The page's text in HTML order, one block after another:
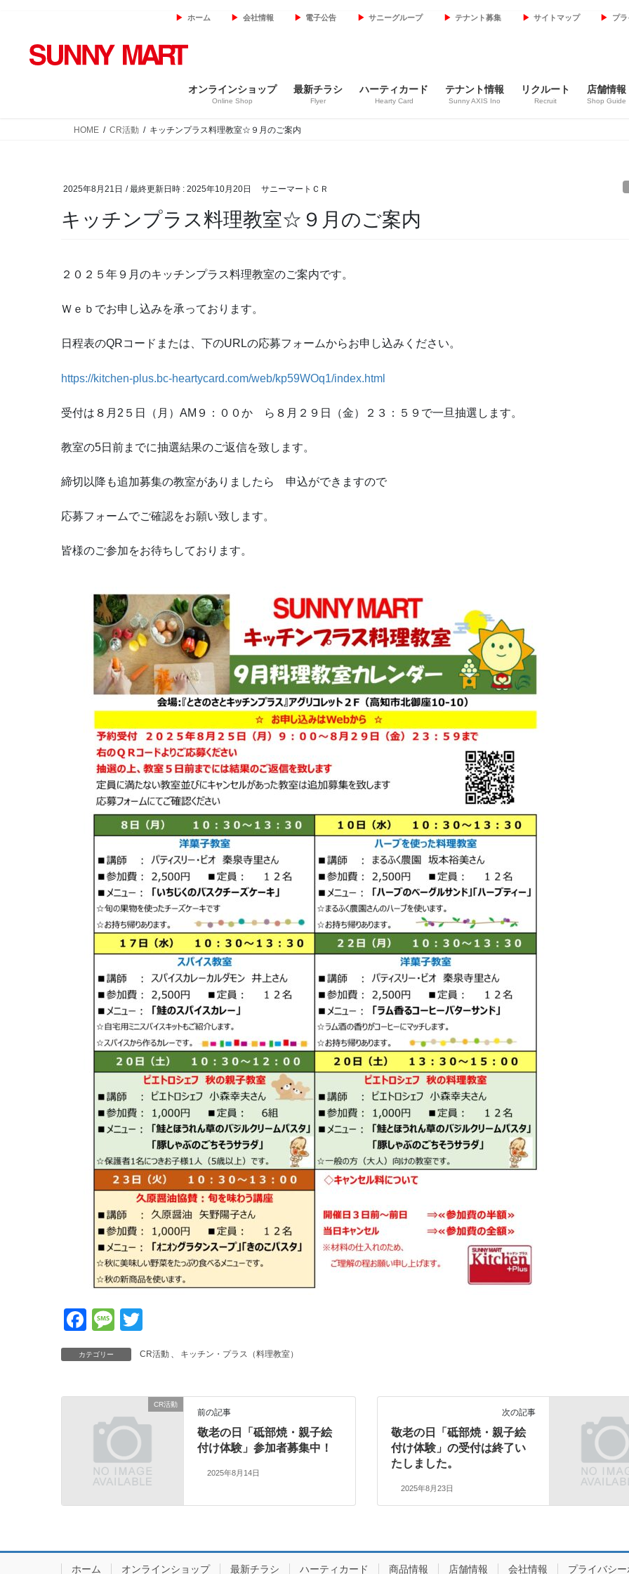
ホーム 会社情報 電子公告 サニーグループ テナント募集 サイトマップ プ
オンラインショップ
Online Shop
最新チラシ
Flyer
ハーティカード
Hearty Card
テナント情報
Sunny AXIS Ino
リクルート
Recruit
店舗情報
Shop Guide
HOME CR活動 キッチンプラス料理教室☆９月のご案内
2025年8月21日 / 最終更新日時 : 2025年10月20日 サニーマートＣＲ
キッチンプラス料理教室☆９月のご案内
２０２５年９月のキッチンプラス料理教室のご案内です。
Ｗｅｂでお申し込みを承っております。
日程表のQRコードまたは、下のURLの応募フォームからお申し込みください。
https://kitchen-plus.bc-heartycard.com/web/kp59WOq1/index.html
受付は８月2５日（月）AM９：００か ら８月２９日（金）２３：５９で一旦抽選します。
教室の5日前までに抽選結果のご返信を致します。
締切以降も追加募集の教室がありましたら 申込ができますので
応募フォームでご確認をお願い致します。
皆様のご参加をお待ちしております。
F
a
c
o
k
M
e
ss
e
tt
カテゴリー CR活動 、 キッチン・プラス（料理教室）
CR活動
前の記事
敬老の日「砥部焼・親子絵
付け体験」参加者募集中！
2025年8月14日
次の記事
敬老の日「砥部焼・親子絵
付け体験」の受付は終了い
たしました。
2025年8月23日
ホーム オンラインショップ 最新チラシ ハーティカード 商品情報 店舗情報 会社情報 プライバシ